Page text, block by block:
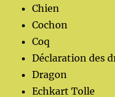
Chien
Cochon
Coq
Déclaration des
Dragon
Echkart Tolle